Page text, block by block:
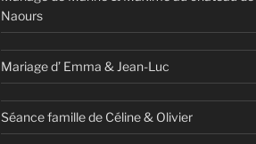
Naours
Mariage d’ Emma & Jean-Luc
Séance famille de Céline & Olivier